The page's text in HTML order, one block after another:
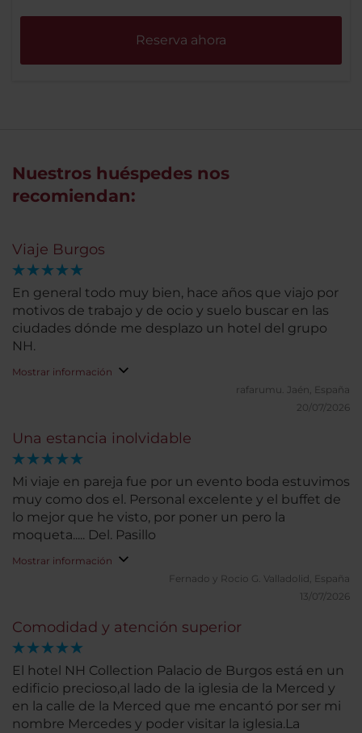
Reserva ahora
Nuestros huéspedes nos
recomiendan:
Viaje Burgos
En general todo muy bien, hace años que viajo por
motivos de trabajo y de ocio y suelo buscar en las
ciudades dónde me desplazo un hotel del grupo
NH.
Mostrar información
rafarumu. Jaén, España
20/07/2026
Una estancia inolvidable
Mi viaje en pareja fue por un evento boda estuvimos
muy como dos el. Personal excelente y el buffet de
lo mejor que he visto, por poner un pero la
moqueta..... Del. Pasillo
Mostrar información
Fernado y Rocio G. Valladolid, España
13/07/2026
Comodidad y atención superior
El hotel NH Collection Palacio de Burgos está en un
edificio precioso,al lado de la iglesia de la Merced y
en la calle de la Merced que me encantó por ser mi
nombre Mercedes y poder visitar la iglesia.La